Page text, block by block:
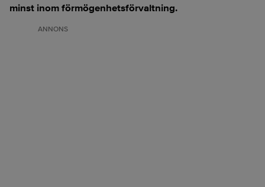
minst inom förmögenhetsförvaltning.
ANNONS